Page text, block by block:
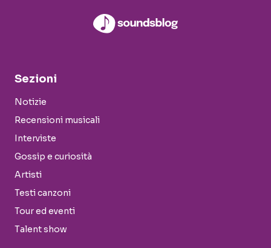
Sezioni
Notizie
Recensioni musicali
Interviste
Gossip e curiosità
Artisti
Testi canzoni
Tour ed eventi
Talent show